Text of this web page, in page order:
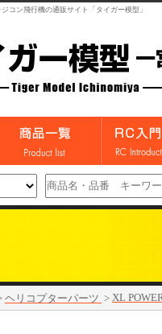
コン飛行機の通販サイト「タイガー模型」
ヘリコプターパーツ > XL